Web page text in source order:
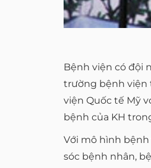
Bệnh viện có đội
trường bệnh viện
viện Quốc tế Mỹ
bệnh của KH
Với mô hình
sóc bệnh nhân,